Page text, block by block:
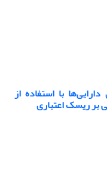
با استفاده از
بر ریسک اعتباری